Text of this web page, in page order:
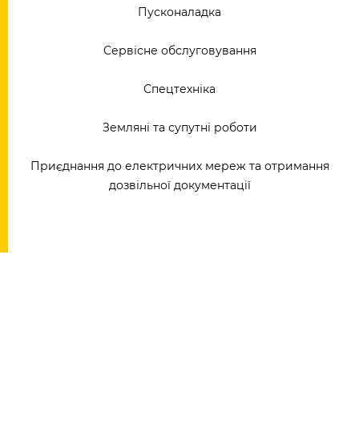
Пусконаладка
Сервісне обслуговування
Спецтехніка
Земляні та супутні роботи
Приєднання до електричних мереж та отримання
дозвільної документації